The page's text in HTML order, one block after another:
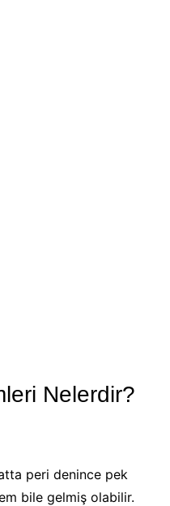
Nelerdir?
peri denince pek
bile gelmiş olabilir.